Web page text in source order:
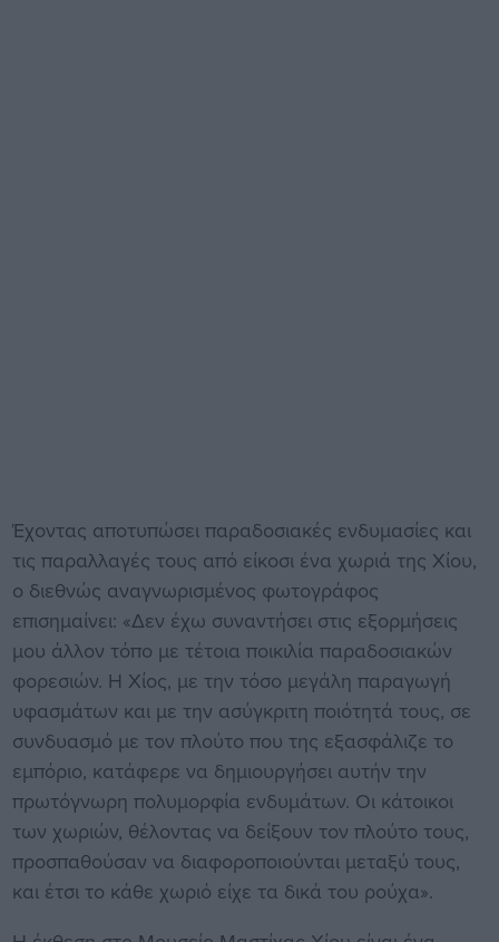
Έχοντας αποτυπώσει παραδοσιακές ενδυμασίες και
τις παραλλαγές τους από είκοσι ένα χωριά της Χίου,
ο διεθνώς αναγνωρισμένος φωτογράφος
επισημαίνει: «Δεν έχω συναντήσει στις εξορμήσεις
μου άλλον τόπο με τέτοια ποικιλία παραδοσιακών
φορεσιών. Η Χίος, με την τόσο μεγάλη παραγωγή
υφασμάτων και με την ασύγκριτη ποιότητά τους, σε
συνδυασμό με τον πλούτο που της εξασφάλιζε το
εμπόριο, κατάφερε να δημιουργήσει αυτήν την
πρωτόγνωρη πολυμορφία ενδυμάτων. Οι κάτοικοι
των χωριών, θέλοντας να δείξουν τον πλούτο τους,
προσπαθούσαν να διαφοροποιούνται μεταξύ τους,
και έτσι το κάθε χωριό είχε τα δικά του ρούχα».